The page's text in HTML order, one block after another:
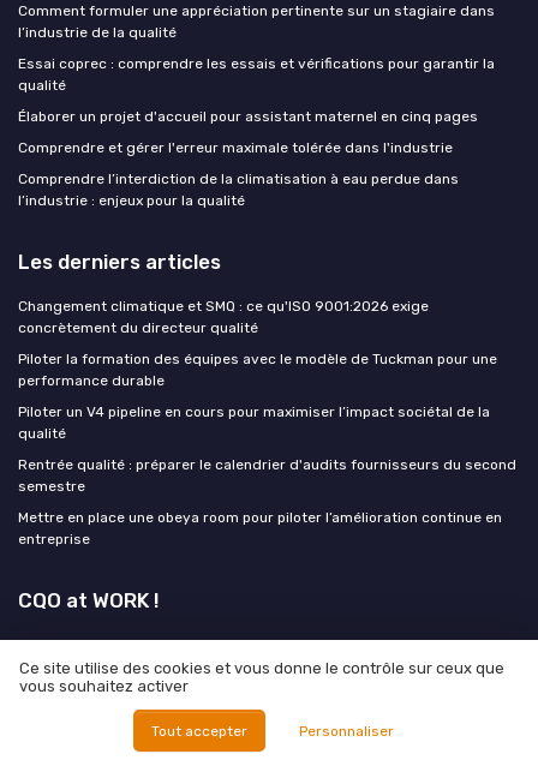
Comment formuler une appréciation pertinente sur un stagiaire dans
l’industrie de la qualité
Essai coprec : comprendre les essais et vérifications pour garantir la
qualité
Élaborer un projet d'accueil pour assistant maternel en cinq pages
Comprendre et gérer l'erreur maximale tolérée dans l'industrie
Comprendre l’interdiction de la climatisation à eau perdue dans
l’industrie : enjeux pour la qualité
Les derniers articles
Changement climatique et SMQ : ce qu'ISO 9001:2026 exige
concrètement du directeur qualité
Piloter la formation des équipes avec le modèle de Tuckman pour une
performance durable
Piloter un V4 pipeline en cours pour maximiser l’impact sociétal de la
qualité
Rentrée qualité : préparer le calendrier d'audits fournisseurs du second
semestre
Mettre en place une obeya room pour piloter l’amélioration continue en
entreprise
CQO at WORK !
MEDIA
Ce site utilise des cookies et vous donne le contrôle sur ceux que
vous souhaitez activer
Tout accepter Personnaliser